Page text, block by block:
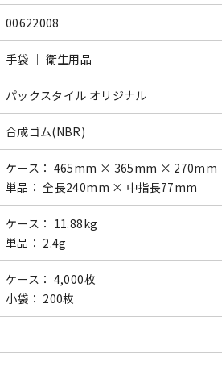
00622008
手袋 ｜ 衛生用品
パックスタイル オリジナル
合成ゴム(NBR)
ケース： 465mm × 365mm × 270mm
単品： 全長240mm × 中指長77mm
ケース： 11.88kg
単品： 2.4g
ケース： 4,000枚
小袋： 200枚
－